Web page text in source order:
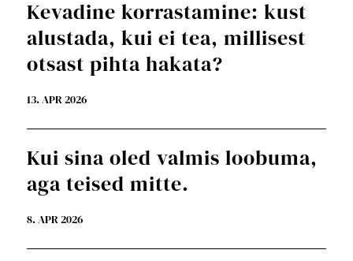
Kevadine korrastamine: kust
alustada, kui ei tea, millisest
otsast pihta hakata?
13. APR 2026
Kui sina oled valmis loobuma,
aga teised mitte.
8. APR 2026